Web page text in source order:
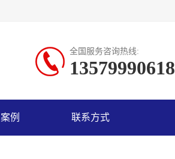
全国服务咨询热线:
13579990618
例 联系方式